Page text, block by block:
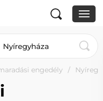
engedély